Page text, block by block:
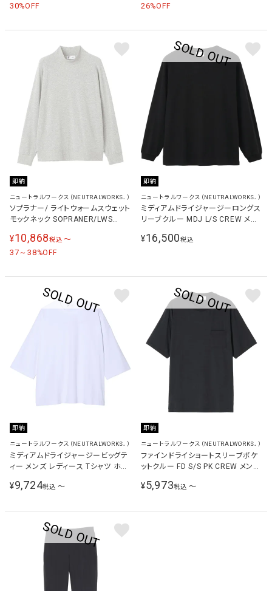
30%OFF 26%OFF
即納
ニュートラルワークス（NEUTRALWORKS．）
ソプラナー/ ライトウォームスウェット
モックネック SOPRANER/LWS
ー ミックスグレー KSU24310 Z
¥10,868税込 〜
37～38%OFF
即納
ニュートラルワークス（NEUTRALWORKS．）
ミディアムドライジャージーロングス
リーブクルー MDJ L/S CREW メン
KSU36156 K
¥16,500税込
即納
ニュートラルワークス（NEUTRALWORKS．）
ミディアムドライジャージービッグテ
ィー メンズ レディース Tシャツ ホワ
¥9,724税込 〜
即納
ニュートラルワークス（NEUTRALWORKS．）
ファインドライショートスリーブポケ
ットクルー FD S/S PK CREW メンズ
¥5,973税込 〜